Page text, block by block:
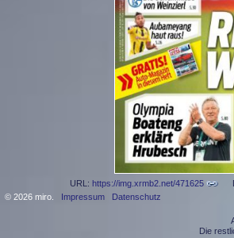
URL: https://img.xrmb2.net/471625
© 2026 miro. Impressum Datenschutz
Die